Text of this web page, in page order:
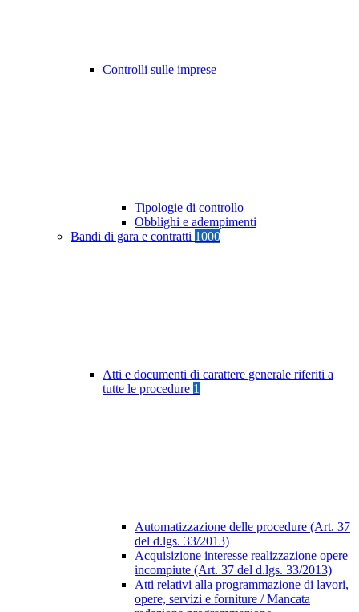
Controlli sulle imprese
Tipologie di controllo
Obblighi e adempimenti
Bandi di gara e contratti 1000
Atti e documenti di carattere generale riferiti a
tutte le procedure 1
Automatizzazione delle procedure (Art. 37
del d.lgs. 33/2013)
Acquisizione interesse realizzazione opere
incompiute (Art. 37 del d.lgs. 33/2013)
Atti relativi alla programmazione di lavori,
opere, servizi e forniture / Mancata